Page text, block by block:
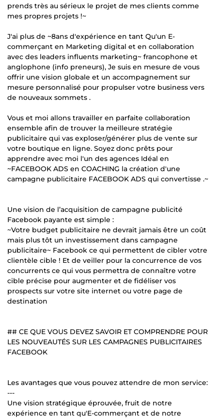
prends très au sérieux le projet de mes clients comme
mes propres projets !~
J'ai plus de ~8ans d'expérience en tant Qu'un E-
commerçant en Marketing digital et en collaboration
avec des leaders influents marketing~ francophone et
anglophone (info preneurs), Je suis en mesure de vous
offrir une vision globale et un accompagnement sur
mesure personnalisé pour propulser votre business vers
de nouveaux sommets .
Vous et moi allons travailler en parfaite collaboration
ensemble afin de trouver la meilleure stratégie
publicitaire qui vas exploser/générer plus de vente sur
votre boutique en ligne. Soyez donc prêts pour
apprendre avec moi l'un des agences Idéal en
~FACEBOOK ADS en COACHING la création d'une
campagne publicitaire FACEBOOK ADS qui convertisse .~
Une vision de l’acquisition de campagne publicité
Facebook payante est simple :
~Votre budget publicitaire ne devrait jamais être un coût
mais plus tôt un investissement dans campagne
publicitaire~ Facebook ce qui permettent de cibler votre
clientèle cible ! Et de veiller pour la concurrence de vos
concurrents ce qui vous permettra de connaître votre
cible précise pour augmenter et de fidéliser vos
prospects sur votre site internet ou votre page de
destination
## CE QUE VOUS DEVEZ SAVOIR ET COMPRENDRE POUR
LES NOUVEAUTÉS SUR LES CAMPAGNES PUBLICITAIRES
FACEBOOK
Les avantages que vous pouvez attendre de mon service:
---
Une vision stratégique éprouvée, fruit de notre
expérience en tant qu'E-commerçant et de notre